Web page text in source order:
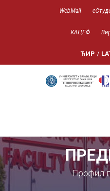
WebMail
КАЦЕФ
ЋИР /
Профил